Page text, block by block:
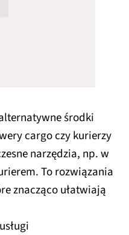
środki
cargo czy kurierzy
narzędzia, np. w
To rozwiązania
znacząco ułatwiają